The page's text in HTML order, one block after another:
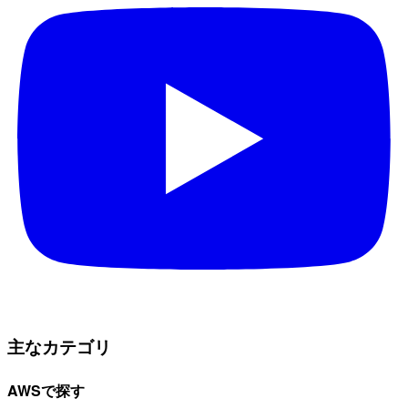
主なカテゴリ
AWSで探す